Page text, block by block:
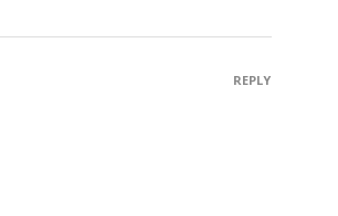
REPLY